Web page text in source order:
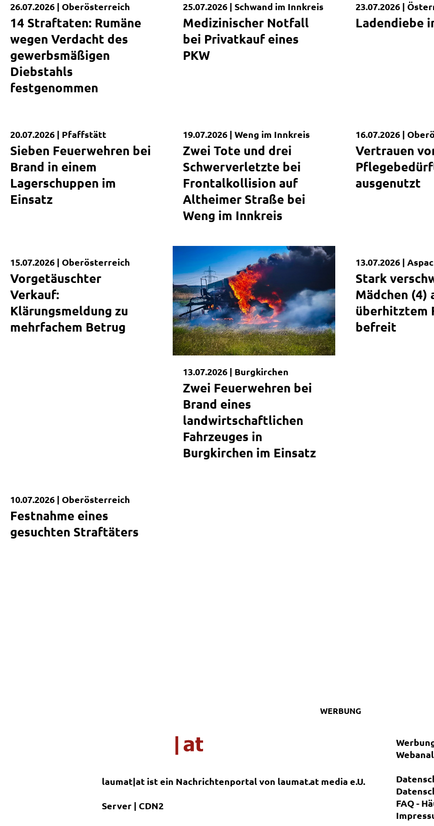
Kurzmeldung
26.07.2026 | Oberösterreich
14 Straftaten: Rumäne
wegen Verdacht des
gewerbsmäßigen
Diebstahls
festgenommen
Kurzmeldung
25.07.2026 | Schwand im Innkreis
Medizinischer Notfall
bei Privatkauf eines
PKW
Kurzmeldung
23.07.2026 |
Ladendiebe
Kurzmeldung
20.07.2026 | Pfaffstätt
Sieben Feuerwehren bei
Brand in einem
Lagerschuppen im
Einsatz
Tödlicher Verkehrsunfall
B148 Altheimer Straße
Weng im Innkreis
19.07.2026 | Weng im Innkreis
Zwei Tote und drei
Schwerverletzte bei
Frontalkollision auf
Altheimer Straße bei
Weng im Innkreis
Kurzmeldung
16.07.2026 |
Vertrauen
ausgenutzt
Kurzmeldung
15.07.2026 | Oberösterreich
Vorgetäuschter
Verkauf:
Klärungsmeldung zu
mehrfachem Betrug
13.07.2026 | Burgkirchen
Zwei Feuerwehren bei
Brand eines
landwirtschaftlichen
Fahrzeuges in
Burgkirchen im Einsatz
Kurzmeldung
13.07.2026 |
Stark
Mädchen (4)
überhitztem
befreit
Kurzmeldung
10.07.2026 | Oberösterreich
Festnahme eines
gesuchten Straftäters
WERBUNG
laumat|at ist ein Nachrichtenportal von laumat.at media e.U.
Server | CDN2
FAQ -